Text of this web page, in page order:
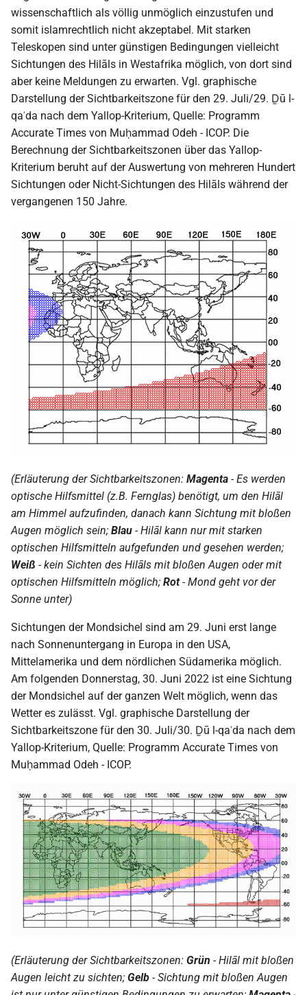
wissenschaftlich als völlig unmöglich einzustufen und
somit islamrechtlich nicht akzeptabel. Mit starken
Teleskopen sind unter günstigen Bedingungen vielleicht
Sichtungen des Hilāls in Westafrika möglich, von dort sind
aber keine Meldungen zu erwarten. Vgl. graphische
Darstellung der Sichtbarkeitszone für den 29. Juli/29. Ḏū l-
qaʿda nach dem Yallop-Kriterium, Quelle: Programm
Accurate Times von Muḥammad Odeh - ICOP. Die
Berechnung der Sichtbarkeitszonen über das Yallop-
Kriterium beruht auf der Auswertung von mehreren Hundert
Sichtungen oder Nicht-Sichtungen des Hilāls während der
vergangenen 150 Jahre.
(Erläuterung der Sichtbarkeitszonen: Magenta - Es werden
optische Hilfsmittel (z.B. Fernglas) benötigt, um den Hilāl
am Himmel aufzufinden, danach kann Sichtung mit bloßen
Augen möglich sein; Blau - Hilāl kann nur mit starken
optischen Hilfsmitteln aufgefunden und gesehen werden;
Weiß - kein Sichten des Hilāls mit bloßen Augen oder mit
optischen Hilfsmitteln möglich; Rot- Mond geht vor der
Sonne unter)
Sichtungen der Mondsichel sind am 29. Juni erst lange
nach Sonnenuntergang in Europa in den USA,
Mittelamerika und dem nördlichen Südamerika möglich.
Am folgenden Donnerstag, 30. Juni 2022 ist eine Sichtung
der Mondsichel auf der ganzen Welt möglich, wenn das
Wetter es zulässt. Vgl. graphische Darstellung der
Sichtbarkeitszone für den 30. Juli/30. Ḏū l-qaʿda nach dem
Yallop-Kriterium, Quelle: Programm Accurate Times von
Muḥammad Odeh - ICOP.
(Erläuterung der Sichtbarkeitszonen: Grün - Hilāl mit bloßen
Augen leicht zu sichten; Gelb - Sichtung mit bloßen Augen